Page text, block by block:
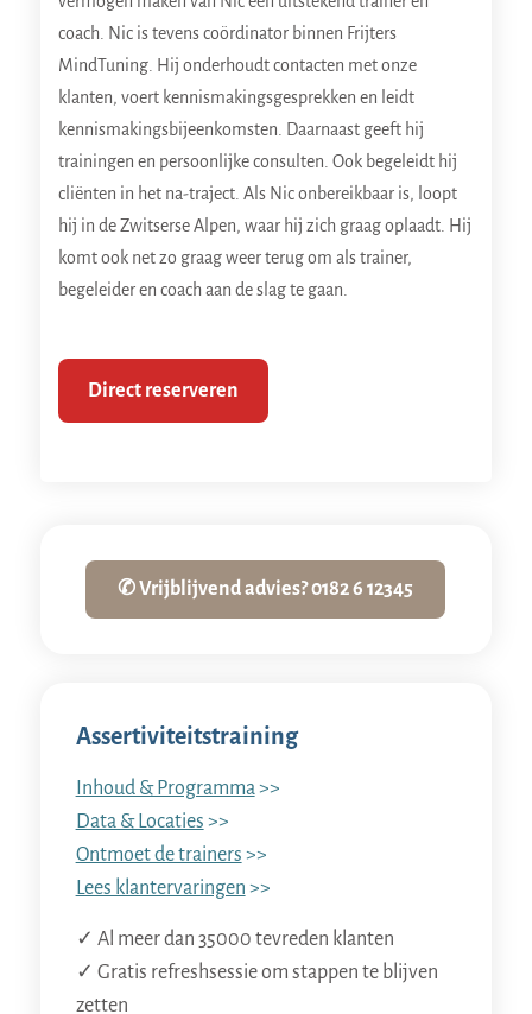
coach. Nic is tevens coördinator binnen Frijters
MindTuning. Hij onderhoudt contacten met onze
klanten, voert kennismakingsgesprekken en leidt
kennismakingsbijeenkomsten. Daarnaast geeft hij
trainingen en persoonlijke consulten. Ook begeleidt hij
cliënten in het na-traject. Als Nic onbereikbaar is, loopt
hij in de Zwitserse Alpen, waar hij zich graag oplaadt. Hij
komt ook net zo graag weer terug om als trainer,
begeleider en coach aan de slag te gaan.
Direct reserveren
✆ Vrijblijvend advies? 0182 6 12345
Assertiviteitstraining
Inhoud & Programma>>
Data & Locaties >>
Ontmoet de trainers >>
Lees klantervaringen >>
✓ Al meer dan 35000 tevreden klanten
✓ Gratis refreshsessie om stappen te blijven
zetten